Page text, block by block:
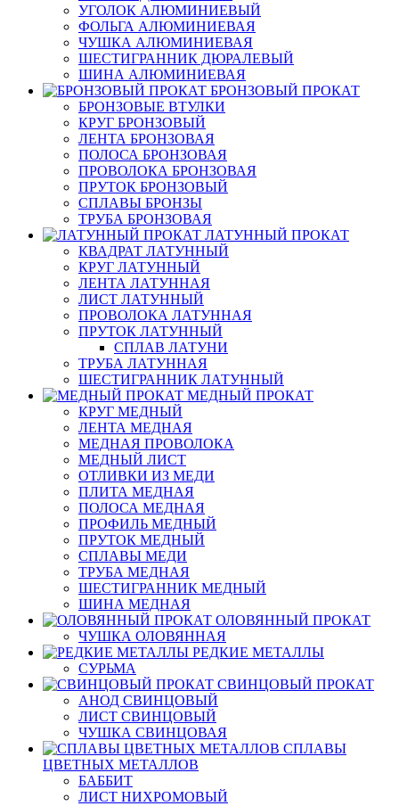
УГОЛОК АЛЮМИНИЕВЫЙ
ФОЛЬГА АЛЮМИНИЕВАЯ
ЧУШКА АЛЮМИНИЕВАЯ
ШЕСТИГРАННИК ДЮРАЛЕВЫЙ
ШИНА АЛЮМИНИЕВАЯ
БРОНЗОВЫЙ ПРОКАТ
БРОНЗОВЫЕ ВТУЛКИ
КРУГ БРОНЗОВЫЙ
ЛЕНТА БРОНЗОВАЯ
ПОЛОСА БРОНЗОВАЯ
ПРОВОЛОКА БРОНЗОВАЯ
ПРУТОК БРОНЗОВЫЙ
СПЛАВЫ БРОНЗЫ
ТРУБА БРОНЗОВАЯ
ЛАТУННЫЙ ПРОКАТ
КВАДРАТ ЛАТУННЫЙ
КРУГ ЛАТУННЫЙ
ЛЕНТА ЛАТУННАЯ
ЛИСТ ЛАТУННЫЙ
ПРОВОЛОКА ЛАТУННАЯ
ПРУТОК ЛАТУННЫЙ
СПЛАВ ЛАТУНИ
ТРУБА ЛАТУННАЯ
ШЕСТИГРАННИК ЛАТУННЫЙ
МЕДНЫЙ ПРОКАТ
КРУГ МЕДНЫЙ
ЛЕНТА МЕДНАЯ
МЕДНАЯ ПРОВОЛОКА
МЕДНЫЙ ЛИСТ
ОТЛИВКИ ИЗ МЕДИ
ПЛИТА МЕДНАЯ
ПОЛОСА МЕДНАЯ
ПРОФИЛЬ МЕДНЫЙ
ПРУТОК МЕДНЫЙ
СПЛАВЫ МЕДИ
ТРУБА МЕДНАЯ
ШЕСТИГРАННИК МЕДНЫЙ
ШИНА МЕДНАЯ
ОЛОВЯННЫЙ ПРОКАТ
ЧУШКА ОЛОВЯННАЯ
РЕДКИЕ МЕТАЛЛЫ
СУРЬМА
СВИНЦОВЫЙ ПРОКАТ
АНОД СВИНЦОВЫЙ
ЛИСТ СВИНЦОВЫЙ
ЧУШКА СВИНЦОВАЯ
СПЛАВЫ
ЦВЕТНЫХ МЕТАЛЛОВ
БАББИТ
ЛИСТ НИХРОМОВЫЙ